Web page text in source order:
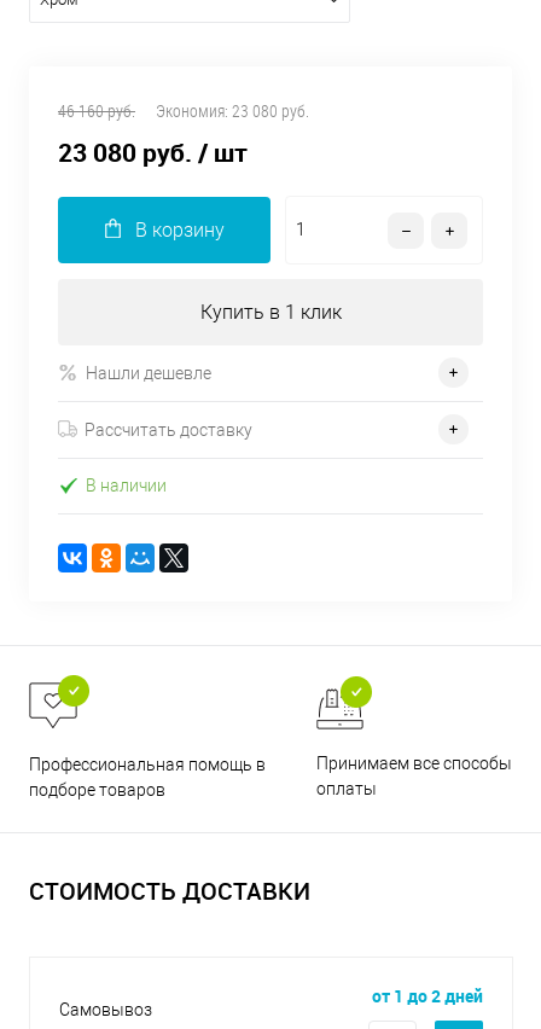
46 160 руб. Экономия: 23 080 руб.
23 080 руб. / шт
В корзину
Купить в 1 клик
Нашли дешевле
Рассчитать доставку
В наличии
Профессиональная помощь в
подборе товаров
Принимаем все способы
оплаты
СТОИМОСТЬ ДОСТАВКИ
Самовывоз
от 1 до 2 дней